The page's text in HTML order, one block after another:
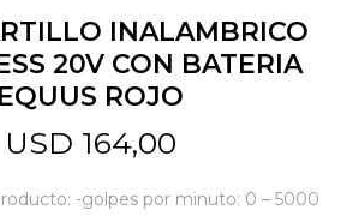
INALAMBRICO
20V CON BATERIA
EQUUS ROJO
USD 164,00
-golpes por minuto: 0 – 5000